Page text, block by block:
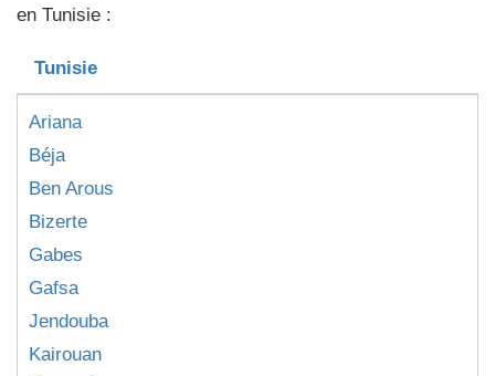
en Tunisie :
Tunisie
Ariana
Béja
Ben Arous
Bizerte
Gabes
Gafsa
Jendouba
Kairouan